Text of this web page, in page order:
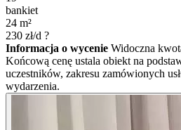
bankiet
24 m²
230 zł/d ?
Informacja o wycenie Widoczna
Końcową cenę ustala obiekt na
uczestników, zakresu zamówionych
wydarzenia.